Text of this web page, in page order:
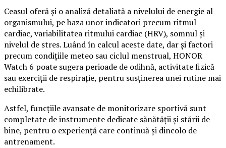
Ceasul oferă și o analiză detaliată a nivelului de energie al
organismului, pe baza unor indicatori precum ritmul
cardiac, variabilitatea ritmului cardiac (HRV), somnul și
nivelul de stres. Luând în calcul aceste date, dar și factori
precum condițiile meteo sau ciclul menstrual, HONOR
Watch 6 poate sugera perioade de odihnă, activitate fizică
sau exerciții de respirație, pentru susținerea unei rutine mai
echilibrate.
Astfel, funcțiile avansate de monitorizare sportivă sunt
completate de instrumente dedicate sănătății și stării de
bine, pentru o experiență care continuă și dincolo de
antrenament.